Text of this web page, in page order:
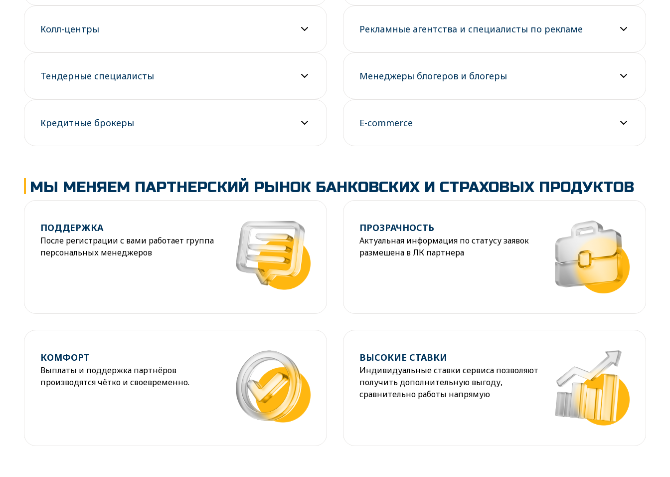
Колл-центры
Тендерные специалисты
Кредитные брокеры
Рекламные агентства и специалисты по рекламе
Менеджеры блогеров и блогеры
E-commerce
МЫ МЕНЯЕМ ПАРТНЕРСКИЙ РЫНОК БАНКОВСКИХ И СТРАХОВЫХ ПРОДУКТОВ
ПОДДЕРЖКА
После регистрации с вами работает группа
персональных менеджеров
ПРОЗРАЧНОСТЬ
Актуальная информация по статусу заявок
размешена в ЛК партнера
КОМФОРТ
Выплаты и поддержка партнёров
производятся чётко и своевременно.
ВЫСОКИЕ СТАВКИ
Индивидуальные ставки сервиса позволяют
получить дополнительную выгоду,
сравнительно работы напрямую